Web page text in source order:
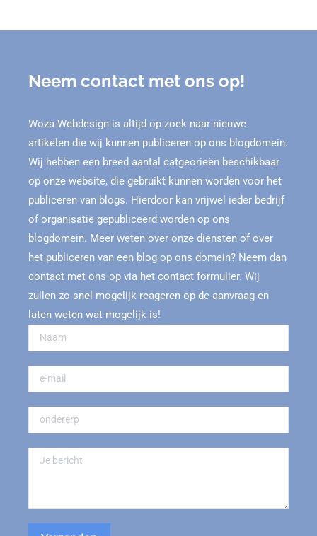
Neem contact met ons op!
Woza Webdesign is altijd op zoek naar nieuwe
artikelen die wij kunnen publiceren op ons blogdomein.
Wij hebben een breed aantal catgeorieën beschikbaar
op onze website, die gebruikt kunnen worden voor het
publiceren van blogs. Hierdoor kan vrijwel ieder bedrijf
of organisatie gepubliceerd worden op ons
blogdomein. Meer weten over onze diensten of over
het publiceren van een blog op ons domein? Neem dan
contact met ons op via het contact formulier. Wij
zullen zo snel mogelijk reageren op de aanvraag en
laten weten wat mogelijk is!